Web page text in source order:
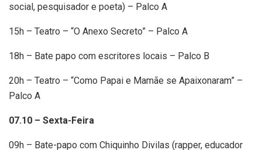
social, pesquisador e poeta) – Palco A
15h – Teatro – “O Anexo Secreto” – Palco A
18h – Bate papo com escritores locais – Palco B
20h – Teatro – “Como Papai e Mamãe se Apaixonaram” –
Palco A
07.10 – Sexta-Feira
09h – Bate-papo com Chiquinho Divilas (rapper, educador